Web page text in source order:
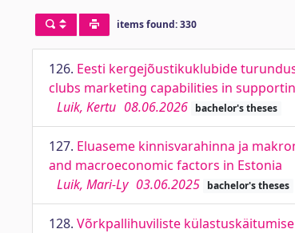
items found: 330
126. Eesti kergejõustikuklubide
clubs marketing capabilities in
Luik, Kertu 08.06.2026 bachelor's theses
127. Eluaseme kinnisvarahinna ja
and macroeconomic factors in Estonia
Luik, Mari-Ly 03.06.2025 bachelor's theses
128. Võrkpallihuviliste